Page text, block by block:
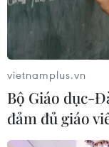
vietnamplus.vn
Bộ Giáo dục-
đảm đủ giáo